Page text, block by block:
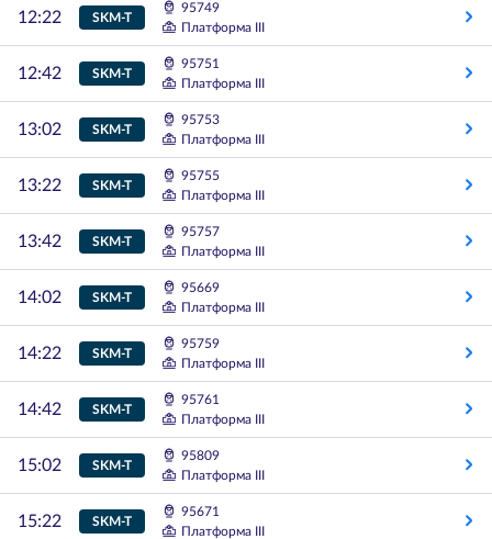
12:22 SKM-T
95749
Платформа III
12:42 SKM-T
95751
Платформа III
13:02 SKM-T
95753
Платформа III
13:22 SKM-T
95755
Платформа III
13:42 SKM-T
95757
Платформа III
14:02 SKM-T
95669
Платформа III
14:22 SKM-T
95759
Платформа III
14:42 SKM-T
95761
Платформа III
15:02 SKM-T
95809
Платформа III
15:22 SKM-T
95671
Платформа III